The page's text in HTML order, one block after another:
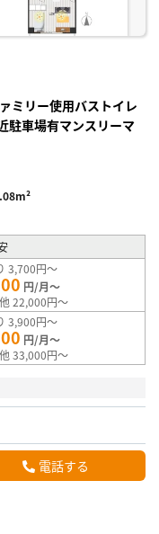
ミリー使用バストイレ
駐車場有マンスリーマ
3,700円～
円/月～
22,000円～
3,900円～
円/月～
33,000円～
電話する